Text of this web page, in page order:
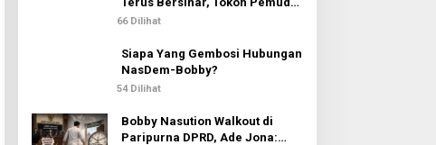
Karo Pimpin PKN MJA Kota
66 Dilihat
Siapa Yang Gembosi Hubungan
NasDem-Bobby?
54 Dilihat
Bobby Nasution Walkout di
Paripurna DPRD, Ade Jona: